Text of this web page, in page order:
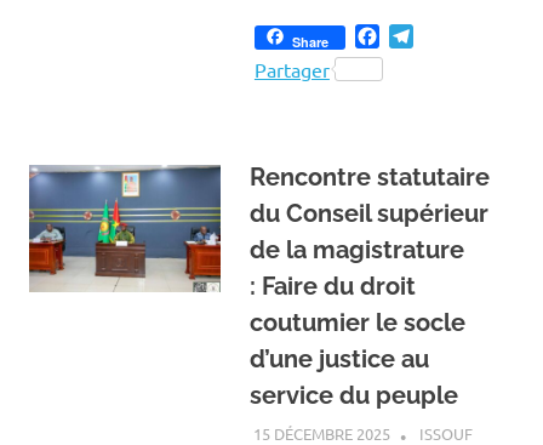
Share Facebook
Partager
Rencontre statutaire
du Conseil supérieur
de la magistrature
: Faire du droit
coutumier le socle
d’une justice au
service du peuple
15 DÉCEMBRE 2025
ISSOUF